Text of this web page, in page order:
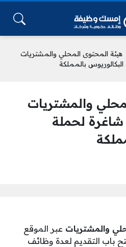
هيئة المحتوى المحلي والمشتريات
بالمملكة
والمشتريات
لحملة
والمشتريات عبر الموقع
باب التقديم لعدة وظائف